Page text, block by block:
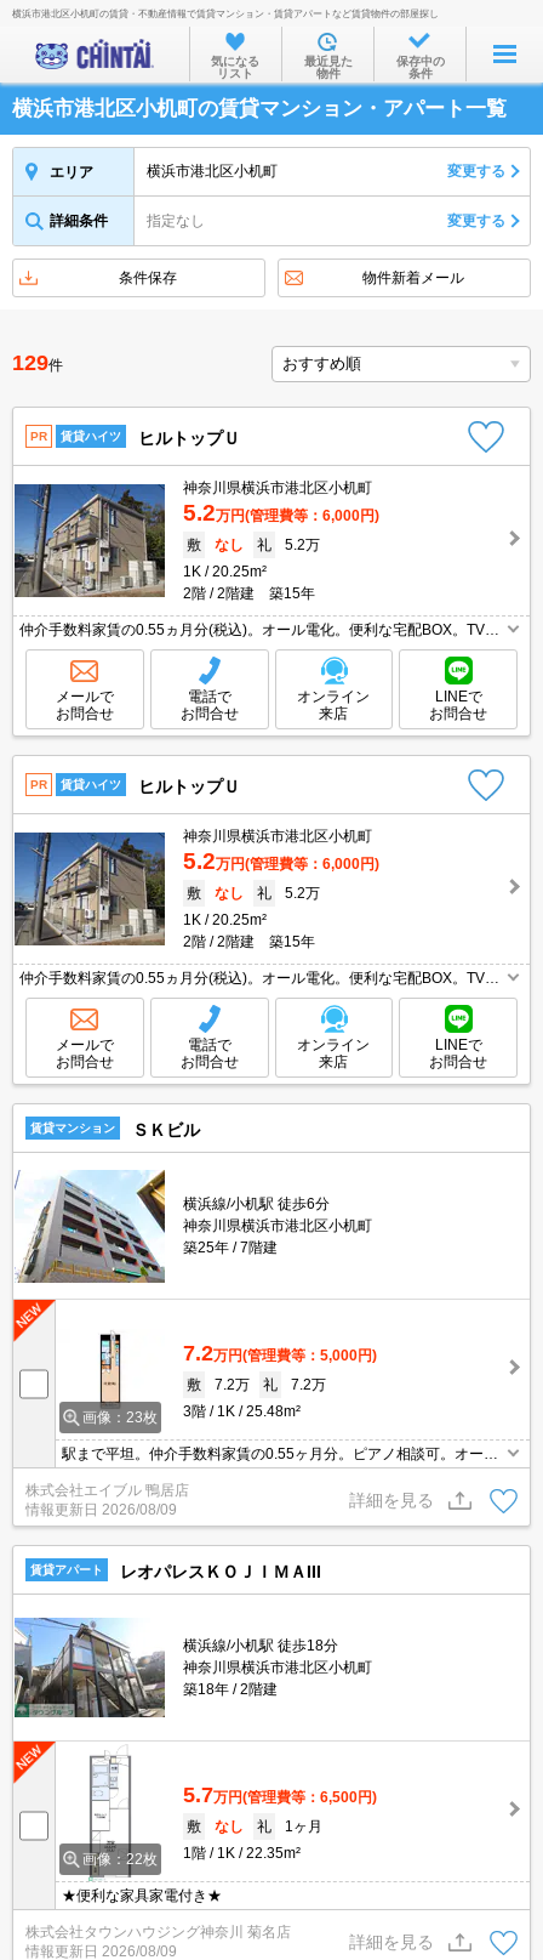
お部屋を探す
沿線・駅から
住所から
家賃相場から
物件特集から
不動産会社から
TOP
横浜市港北区小机町の賃貸・不動産情報で賃貸マンション・賃貸アパートなど賃貸物件の部屋探し
気になる
リスト
最近見た
物件
保存中の
条件
横浜市港北区小机町の賃貸マンション・アパート一覧
エリア 横浜市港北区小机町 変更する
詳細条件 指定なし 変更する
条件保存 物件新着メール
129件
PR 賃貸ハイツ ヒルトップＵ
神奈川県横浜市港北区小机町
5.2万円(管理費等：6,000円)
敷
なし 礼
5.2万
1K
20.25m²
2階
2階建 築15年
仲介手数料家賃の0.55ヵ月分(税込)。オール電化。便利な宅配BOX。TVモ
ニターホン有。2口システムキッチン。角部屋。追い焚き機能付きバス。
温水洗浄便座付き。浴室乾燥機付。駐輪場有。室内物干しあり。
メールで
お問合せ
電話で
お問合せ
オンライン
来店
LINEで
お問合せ
PR 賃貸ハイツ ヒルトップＵ
神奈川県横浜市港北区小机町
5.2万円(管理費等：6,000円)
敷
なし 礼
5.2万
1K
20.25m²
2階
2階建 築15年
仲介手数料家賃の0.55ヵ月分(税込)。オール電化。便利な宅配BOX。TVモ
ニターホン有。2口システムキッチン。角部屋。追い焚き機能付きバス。
温水洗浄便座付き。浴室乾燥機付。駐輪場有。室内物干しあり。
メールで
お問合せ
電話で
お問合せ
オンライン
来店
LINEで
お問合せ
賃貸マンション ＳＫビル
横浜線/小机駅 徒歩6分
神奈川県横浜市港北区小机町
築25年
7階建
画像：23枚
7.2万円(管理費等：5,000円)
敷
7.2万 礼
7.2万
3階
1K 25.48m²
駅まで平坦。仲介手数料家賃の0.55ヶ月分。ピアノ相談可。オート
ロック。自転車2台まで駐輪可。便利な宅配BOX。バス・トイレ
別。RC造。日当たり良好。経済的な都市ガス使用。最寄り駅まで徒
歩6分！。
株式会社エイブル 鴨居店
情報更新日 2026/08/09
詳細を見る
賃貸アパート レオパレスＫＯＪＩＭＡIII
横浜線/小机駅 徒歩18分
神奈川県横浜市港北区小机町
築18年
2階建
画像：22枚
5.7万円(管理費等：6,500円)
敷
なし 礼
1ヶ月
1階
1K 22.35m²
★便利な家具家電付き★
株式会社タウンハウジング神奈川 菊名店
情報更新日 2026/08/09
詳細を見る